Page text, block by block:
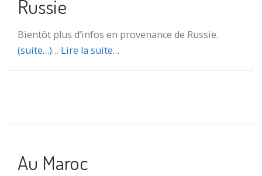
Russie
Bientôt plus d’infos en provenance de Russie.
(suite…)… Lire la suite…
Au Maroc